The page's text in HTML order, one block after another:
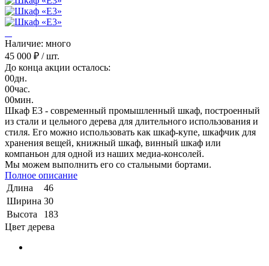
Наличие: много
45 000 ₽ / шт.
До конца акции осталось:
00дн.
00час.
00мин.
Шкаф Е3 - современный промышленный шкаф, построенный
из стали и цельного дерева для длительного использования и
стиля. Его можно использовать как шкаф-купе, шкафчик для
хранения вещей, книжный шкаф, винный шкаф или
компаньон для одной из наших медиа-консолей.
Мы можем выполнить его со стальными бортами.
Полное описание
Длина
46
Ширина 30
Высота
183
Цвет дерева